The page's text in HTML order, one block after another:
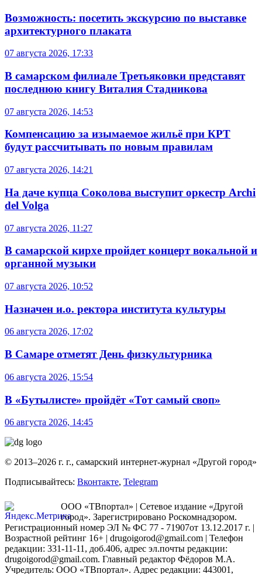
Возможность: посетить экскурсию по выставке
архитектурного плаката
07 августа 2026, 17:33
В самарском филиале Третьяковки представят
последнюю книгу Виталия Стадникова
07 августа 2026, 14:53
Компенсацию за изымаемое жильё при КРТ
будут рассчитывать по новым правилам
07 августа 2026, 14:21
На даче купца Соколова выступит оркестр Archi
del Volga
07 августа 2026, 11:27
В самарской кирхе пройдет концерт вокальной и
органной музыки
07 августа 2026, 10:52
Назначен и.о. ректора института культуры
06 августа 2026, 17:02
В Самаре отметят День физкультурника
06 августа 2026, 15:54
В «Бутылисте» пройдёт «Тот самый своп»
06 августа 2026, 14:45
© 2013–2026 г. г., самарский интернет-журнал «Другой город»
Подписывайтесь: Вконтакте, Telegram
ООО «ТВпортал» | Сетевое издание «Другой
город». Зарегистрировано Роскомнадзором.
Регистрационный номер ЭЛ № ФС 77 - 71907от 13.12.2017 г. |
Возрастной рейтинг 16+ | drugoigorod@gmail.com | Телефон
редакции: 331-11-11, доб.406, адрес эл.почты редакции:
drugoigorod@gmail.com. Главный редактор Фёдоров М.А.
Учредитель: ООО «ТВпортал». Адрес редакции: 443001,